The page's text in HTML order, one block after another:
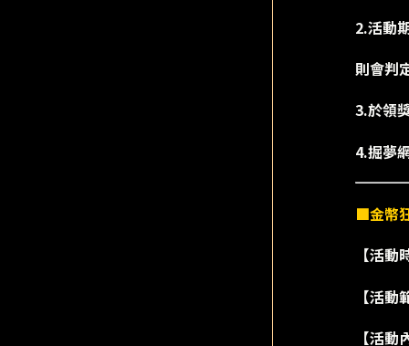
2.活動
則會判
3.於領
4.掘夢
■金幣
【活
【活
【活